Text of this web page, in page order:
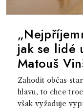
jak se lidé
Matouš
Zahodit občas
hlavu, to chce
však vyžaduje